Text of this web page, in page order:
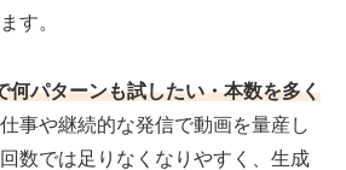
す。
何パターンも試したい・本数を多く
事や継続的な発信で動画を量産し
数では足りなくなりやすく、生成